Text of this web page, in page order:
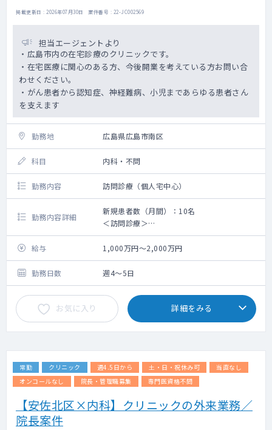
掲載更新日 : 2026年07月30日 案件番号 : 22-JC002569
担当エージェントより
・広島市内の在宅診療のクリニックです。
・在宅医療に関心のある方、今後開業を考えている方お問い合
わせください。
・がん患者から認知症、神経難病、小児まであらゆる患者さん
を支えます
勤務地 広島県広島市南区
科目 内科・不問
勤務内容 訪問診療（個人宅中心）
勤務内容詳細
新規患者数（月間）：10名
＜訪問診療＞
訪問件数：約7～12件程度／日＋緊急往診
※一部施設（サ高住）への訪問も含む
主な疾患：小児期由来の疾患、神経筋疾患、
がん終末期、COPD
認知症、老年期うつ病、脳梗塞後
遺症、皮膚疾患、褥瘡など
成人と小児の患者数の割合：小児が全体の3分
の1
給与 1,000万円～2,000万円
勤務日数 週4～5日
お気に入り 詳細をみる
常勤 クリニック 週4.5日から 土・日・祝休み可
当直なし
オンコールなし
院長・管理職募集 専門医資格不問
【安佐北区×内科】クリニックの外来業務／
院長案件